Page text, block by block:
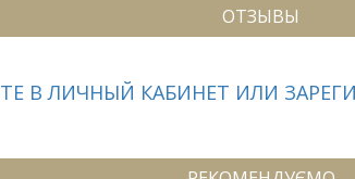
ОТЗЫВЫ
В ЛИЧНЫЙ КАБИНЕТ ИЛИ